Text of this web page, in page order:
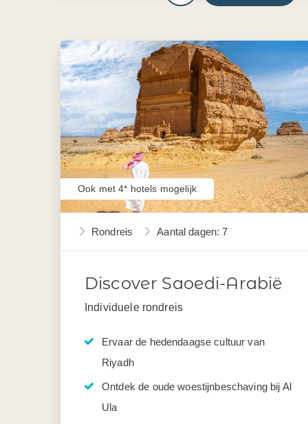
Rondreis Aantal dagen: 7
Discover Saoedi-Arabië
Individuele rondreis
Ervaar de hedendaagse cultuur van
Riyadh
Ontdek de oude woestijnbeschaving bij Al
Ula
Ook met 4* hotels mogelijk